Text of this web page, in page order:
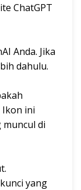
ChatGPT
Anda. Jika
dahulu.
Ikon ini
di
yang